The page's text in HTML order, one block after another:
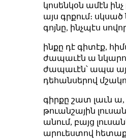
կոսենկօն ամէն
այս գրքում։
գոյնը, ինչպէս
ինքը դէ գիտէք,
ժապաւէն ա
ժապաւէն՝ ապա
դեհանսերով
գիրքը շատ լաւն ա,
թուանշային
անում, բայց
արուեստով